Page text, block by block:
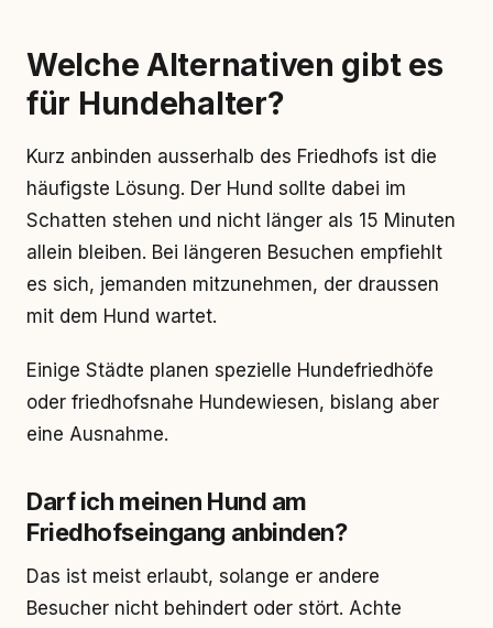
Welche Alternativen gibt es
für Hundehalter?
Kurz anbinden ausserhalb des Friedhofs ist die
häufigste Lösung. Der Hund sollte dabei im
Schatten stehen und nicht länger als 15 Minuten
allein bleiben. Bei längeren Besuchen empfiehlt
es sich, jemanden mitzunehmen, der draussen
mit dem Hund wartet.
Einige Städte planen spezielle Hundefriedhöfe
oder friedhofsnahe Hundewiesen, bislang aber
eine Ausnahme.
Darf ich meinen Hund am
Friedhofseingang anbinden?
Das ist meist erlaubt, solange er andere
Besucher nicht behindert oder stört. Achte